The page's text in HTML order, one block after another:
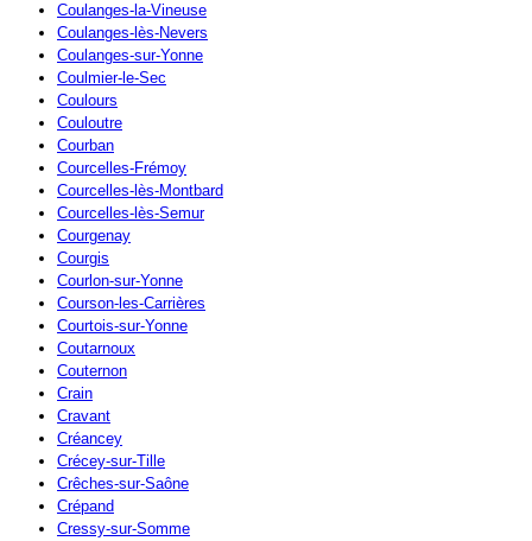
Coulanges-la-Vineuse
Coulanges-lès-Nevers
Coulanges-sur-Yonne
Coulmier-le-Sec
Coulours
Couloutre
Courban
Courcelles-Frémoy
Courcelles-lès-Montbard
Courcelles-lès-Semur
Courgenay
Courgis
Courlon-sur-Yonne
Courson-les-Carrières
Courtois-sur-Yonne
Coutarnoux
Couternon
Crain
Cravant
Créancey
Crécey-sur-Tille
Crêches-sur-Saône
Crépand
Cressy-sur-Somme